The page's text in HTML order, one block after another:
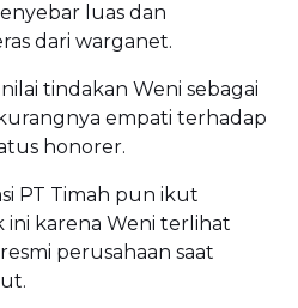
luas dan
dari warganet.
tindakan Weni sebagai
empati terhadap
honorer.
PT Timah pun ikut
karena Weni terlihat
perusahaan saat